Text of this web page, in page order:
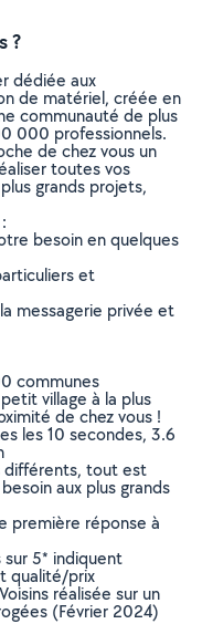
?
dédiée aux
de matériel, créée en
communauté de plus
000 professionnels.
de chez vous un
toutes vos
grands projets,
besoin en quelques
et
messagerie privée et
communes
village à la plus
de chez vous !
les 10 secondes, 3.6
différents, tout est
aux plus grands
première réponse à
sur 5* indiquent
qualité/prix
réalisée sur un
(Février 2024)